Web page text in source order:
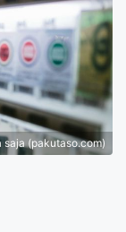
saja (pakutaso.com)